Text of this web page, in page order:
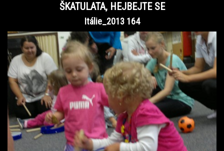
ROZVRH CVIČENÍ
KALENDÁŘ AKCÍ
FORMY CVIČENÍ
VÝŽIVOVÉ PORADENSTVÍ
ŠKATULATA, HEJBEJTE SE
Itálie_2013 164